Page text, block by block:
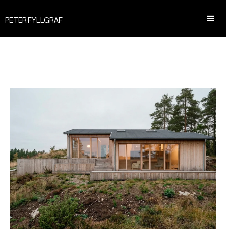
PETER FYLLGRAF